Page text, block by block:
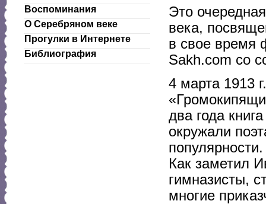
Воспоминания
О Серебряном веке
Прогулки в Интернете
Библиография
Это
века,
в свое время
Sakh.com со
4 марта 1913
два года
окружали
Как заметил
гимназисты,
многие